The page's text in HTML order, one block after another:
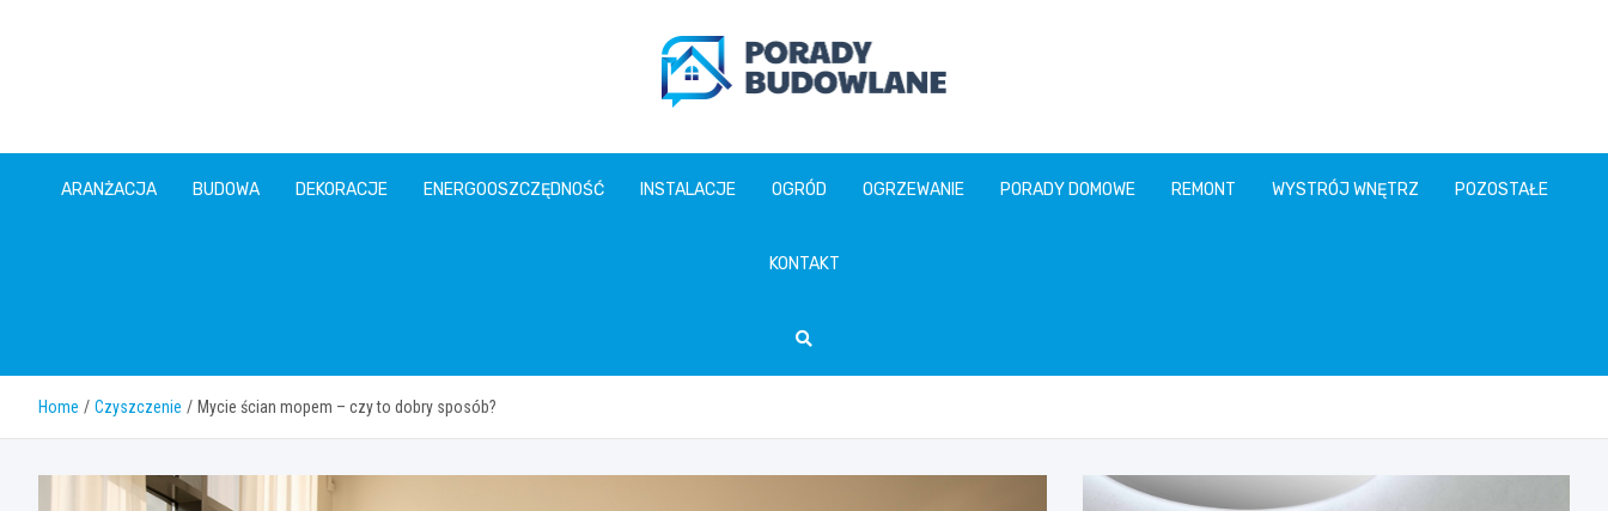
poradybudowlane.pl
ARANŻACJA BUDOWA DEKORACJE ENERGOOSZCZĘDNOŚĆ INSTALACJE OGRÓD OGRZEWANIE PORADY DOMOWE REMONT WYSTRÓJ WNĘTRZ POZOSTAŁE
KONTAKT
Home Czyszczenie Mycie ścian mopem – czy to dobry sposób?